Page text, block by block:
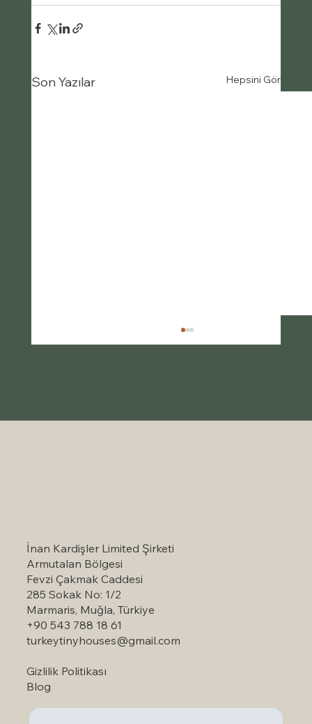
Son Yazılar Hepsini Gör
İnan Kardişler Limited Şirketi
Armutalan Bölgesi
Fevzi Çakmak Caddesi
285 Sokak No: 1/2
Marmaris, Muğla, Türkiye
+90 543 788 18 61
turkeytinyhouses@gmail.com
Gizlilik Politikası
Blog